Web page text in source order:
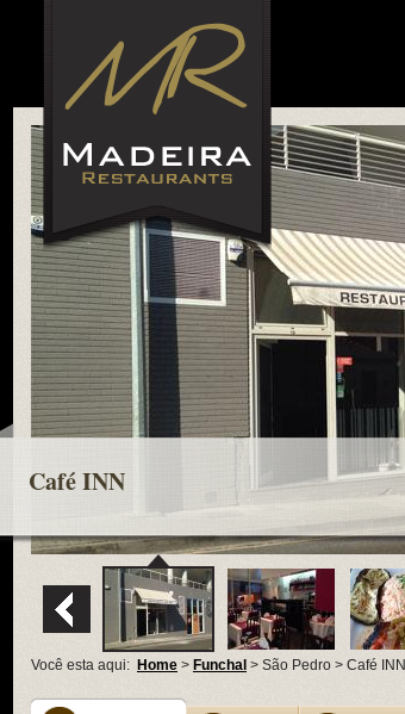
Café INN
Você esta aqui: Home > Funchal > São Pedro > Café INN